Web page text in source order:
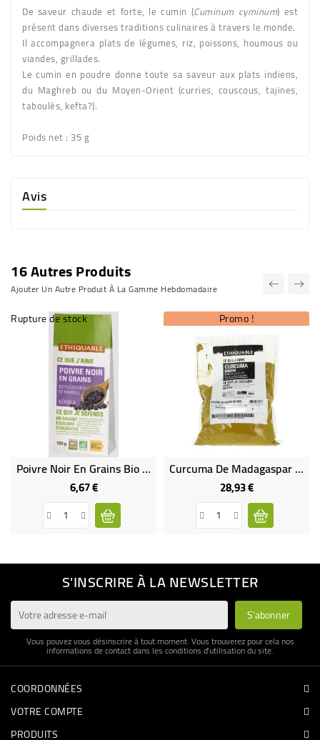
De saveur chaude et forte, le cumin (Cuminum cyminum) est
présent dans diverses traditions culinaires à travers le monde.
Il accompagnera plats de légumes, riz, poissons, houmous ou
viandes, grillades.
Le cumin en poudre donne toute sa saveur aux plats indiens,
du Maghreb ou du Moyen-Orient (curries, couscous, tajines,
taboulés, kefta?).
Poids net : 35 g
Avis
16 Autres Produits
Ajouter Un Autre Produit À La Gamme Hebdomadaire
Rupture de stock
Poivre Noir En Grains Bio & Équitable En Sachet
6,67 €Prix
Promo !
Curcuma De Madagaspar En Poudre Bio & Équitable
28,93 €Prix
S'INSCRIRE À LA NEWSLETTER
Vous pouvez vous désinscrire à tout moment. Vous trouverez pour cela nos
informations de contact dans les conditions d'utilisation du site.
COORDONNÉES
VOTRE COMPTE
PRODUITS